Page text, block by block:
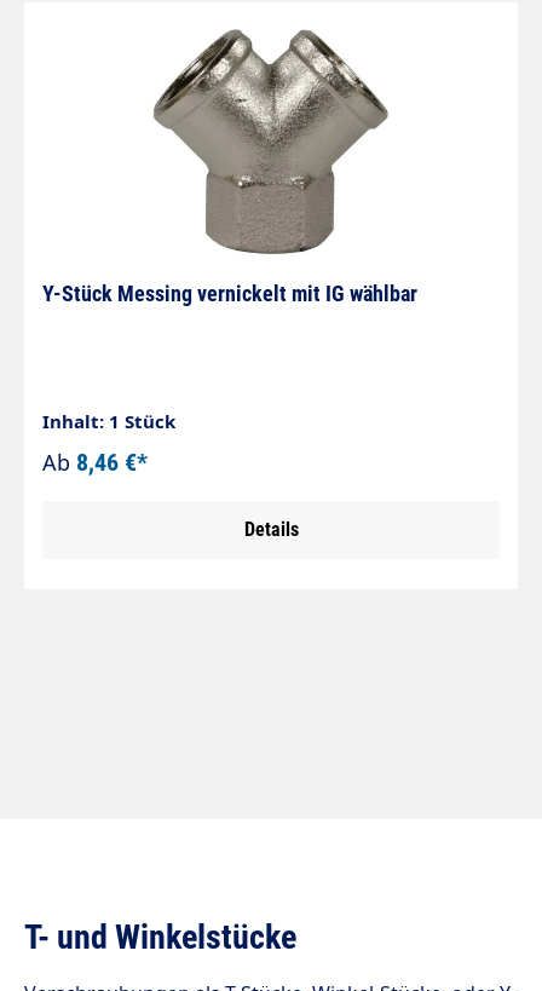
Y-Stück Messing vernickelt mit IG wählbar
Inhalt: 1 Stück
Ab 8,46 €*
Details
T- und Winkelstücke